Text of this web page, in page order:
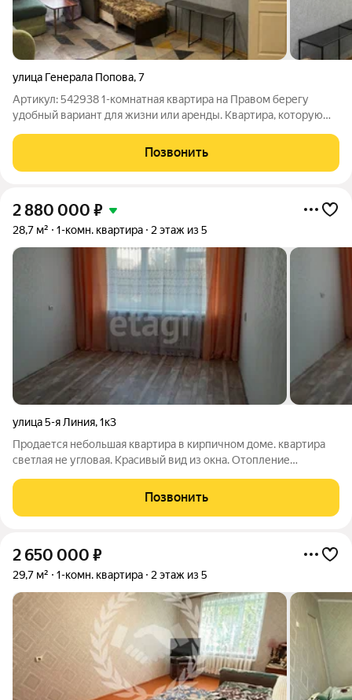
улица Генерала Попова,7
Артикул: 542938 1-комнатная квартира на Правом берегу
удобный вариант для жизни или аренды. Квартира, которую
или как первое жильё. Удачное расположение и понятная
планировка. ул. Генерала
Позвонить
2 880 000 ₽
28,7 м² 1-комн. квартира 2 этаж из 5
улица 5-я Линия,1к3
Продается небольшая квартира в кирпичном доме. квартира
светлая не угловая. Красивый вид из окна. Отопление
находится в удобном месте, в шаговой доступности магазин,
остановка общественного
Позвонить
2 650 000 ₽
29,7 м² 1-комн. квартира 2 этаж из 5